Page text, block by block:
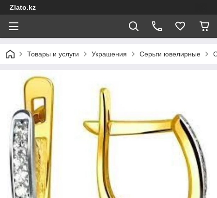
Zlato.kz
Товары и услуги Украшения Серьги ювелирные